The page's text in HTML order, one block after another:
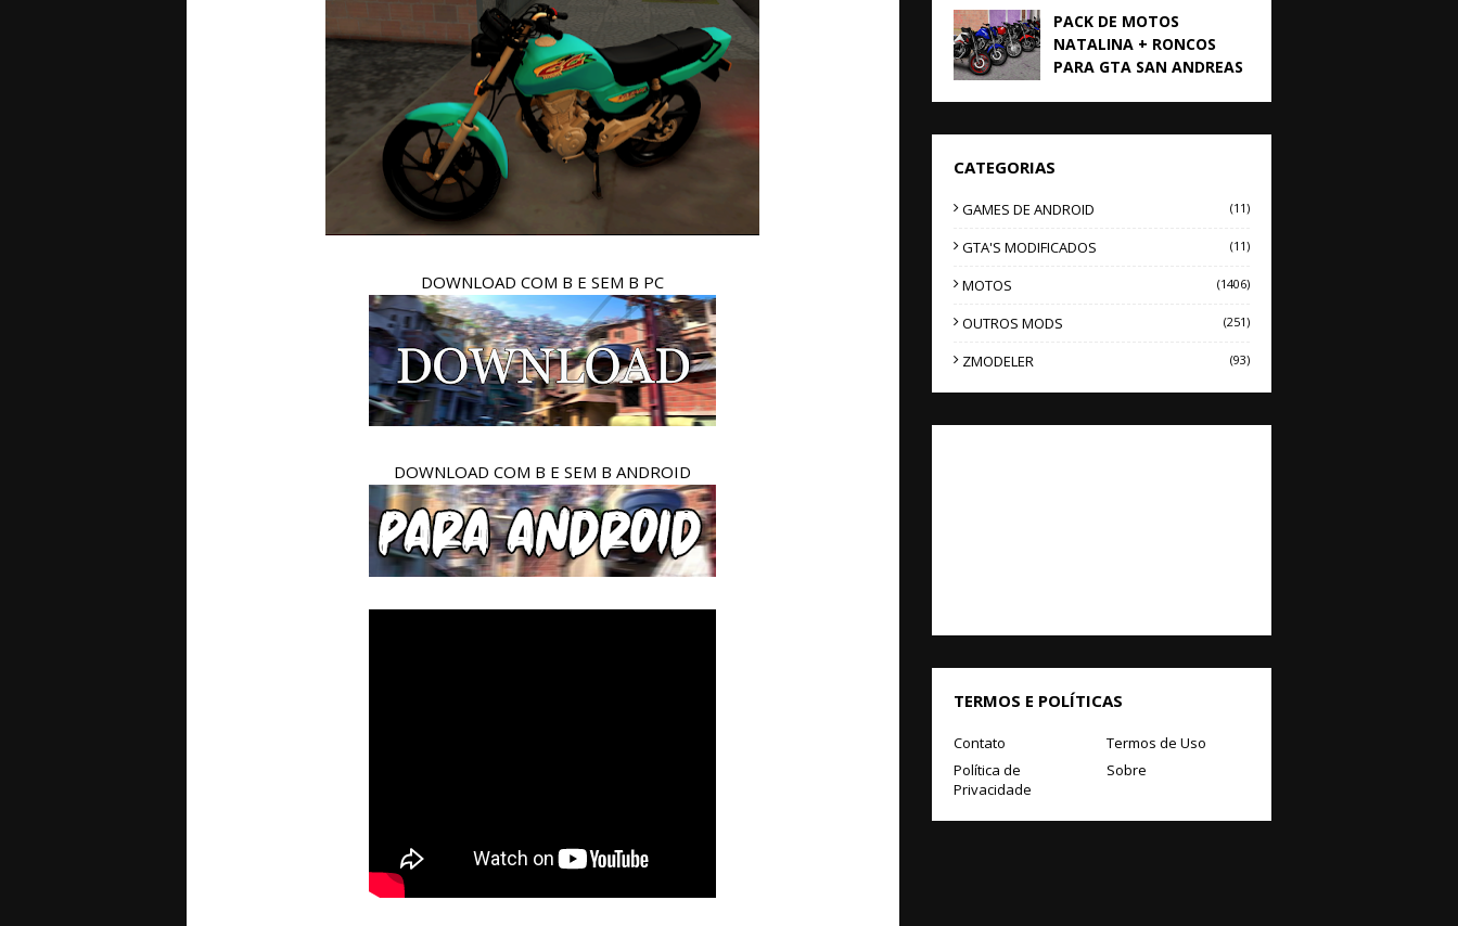
DOWNLOAD COM B E SEM B PC
DOWNLOAD COM B E SEM B ANDROID
PACK DE MOTOS
NATALINA + RONCOS
PARA GTA SAN ANDREAS
CATEGORIAS
GAMES DE ANDROID (11)
GTA'S MODIFICADOS (11)
MOTOS (1406)
OUTROS MODS (251)
ZMODELER (93)
TERMOS E POLÍTICAS
Contato
Termos de Uso
Política de
Privacidade
Sobre